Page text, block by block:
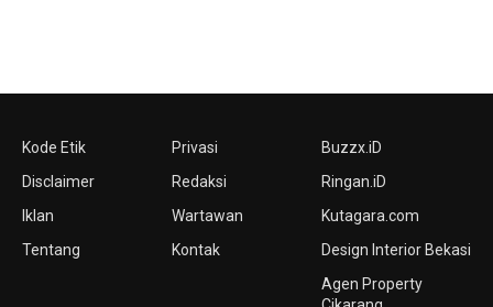
Kode Etik
Disclaimer
Iklan
Tentang
Privasi
Redaksi
Wartawan
Kontak
Buzzx.iD
Ringan.iD
Kutagara.com
Design Interior Bekasi
Agen Property